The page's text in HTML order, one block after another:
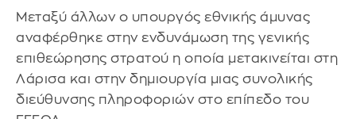
Μεταξύ άλλων ο υπουργός εθνικής άμυνας
αναφέρθηκε στην ενδυνάμωση της γενικής
επιθεώρησης στρατού η οποία μετακινείται στη
Λάρισα και στην δημιουργία μιας συνολικής
διεύθυνσης πληροφοριών στο επίπεδο του